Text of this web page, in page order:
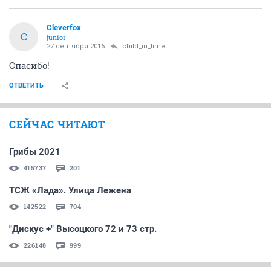
C
Cleverfox
junior
27 сентября 2016 child_in_time
Спасибо!
ОТВЕТИТЬ
СЕЙЧАС ЧИТАЮТ
Грибы 2021
415737 201
ТСЖ «Лада». Улица Лежена
142522 704
"Дискус +" Высоцкого 72 и 73 стр.
226148 999